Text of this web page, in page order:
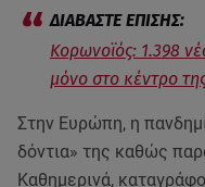
Κορωνοϊός: 1.398
μόνο στο κέντρο
Στην Ευρώπη, η
δόντια» της καθώς
Καθημερινά,